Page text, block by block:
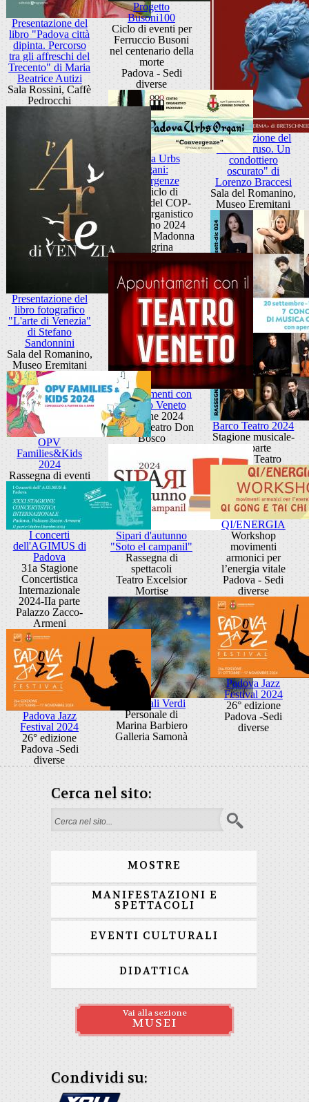
Presentazione del
libro "Padova città
dipinta. Percorso
tra gli affreschi del
Trecento" di Maria
Beatrice Autizi
Sala Rossini, Caffè
Pedrocchi
Progetto
Busoni100
Ciclo di eventi per
Ferruccio Busoni
nel centenario della
morte
Padova - Sedi
diverse
Presentazione del
libro "Druso. Un
condottiero
oscurato" di
Lorenzo Braccesi
Sala del Romanino,
Museo Eremitani
Padova Urbs
Organi:
convergenze
77° Ciclo di
concerti del COP-
Centro Organistico
Padovano 2024
Santuario Madonna
Pellegrina
Presentazione del
libro fotografico
"L'arte di Venezia"
di Stefano
Sandonnini
Sala del Romanino,
Museo Eremitani
Barco Teatro 2024
Stagione musicale-
IIa parte
Barco Teatro
Appuntamenti con
il Teatro Veneto
Edizione 2024
Piccolo Teatro Don
Bosco
OPV
Families&Kids
2024
Rassegna di eventi
Sipari d'autunno
"Soto el campanil"
Rassegna di
spettacoli
Teatro Excelsior
Mortise
QI/ENERGIA
Workshop
movimenti
armonici per
l’energia vitale
Padova - Sedi
diverse
I concerti
dell'AGIMUS di
Padova
31a Stagione
Concertistica
Internazionale
2024-IIa parte
Palazzo Zacco-
Armeni
Cattedrali Verdi
Personale di
Marina Barbiero
Galleria Samonà
Padova Jazz
Festival 2024
26° edizione
Padova -Sedi
diverse
Padova Jazz
Festival 2024
26° edizione
Padova -Sedi
diverse
Cerca nel sito:
Search form
MOSTRE
MANIFESTAZIONI E
SPETTACOLI
EVENTI CULTURALI
DIDATTICA
Vai alla sezione
MUSEI
Condividi su: